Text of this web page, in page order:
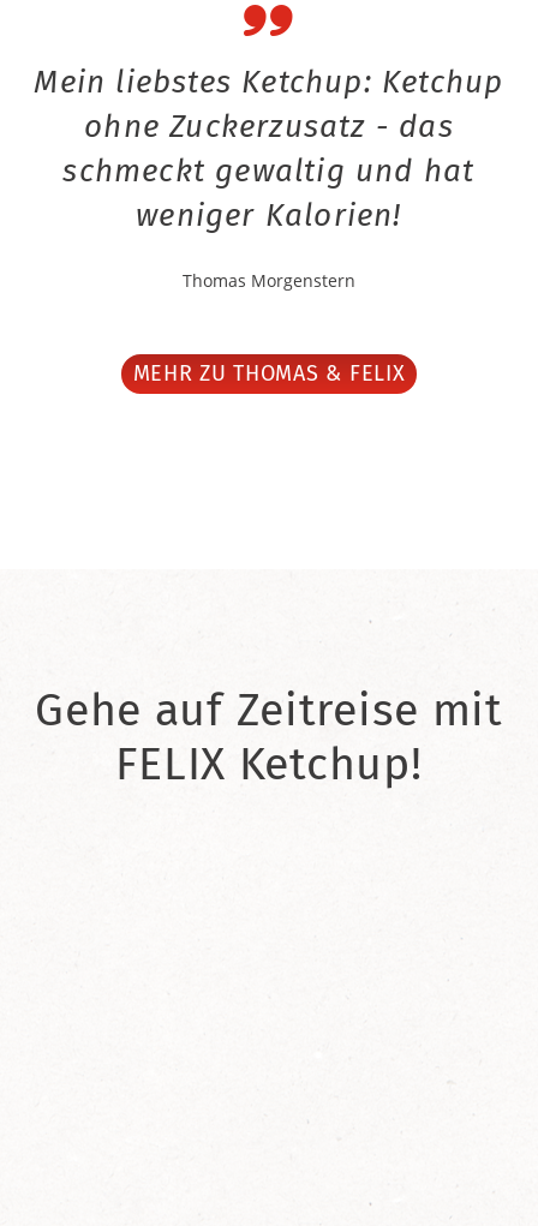
Mein liebstes Ketchup: Ketchup
ohne Zuckerzusatz - das
schmeckt gewaltig und hat
weniger Kalorien!
Thomas Morgenstern
MEHR ZU THOMAS & FELIX
Gehe auf Zeitreise mit
FELIX Ketchup!